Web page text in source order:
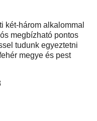
két-három alkalommal
megbízható pontos
tudunk egyeztetni
megye és pest